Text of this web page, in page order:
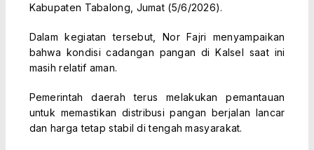
Kabupaten Tabalong, Jumat (5/6/2026).
Dalam kegiatan tersebut, Nor Fajri menyampaikan
bahwa kondisi cadangan pangan di Kalsel saat ini
masih relatif aman.
Pemerintah daerah terus melakukan pemantauan
untuk memastikan distribusi pangan berjalan lancar
dan harga tetap stabil di tengah masyarakat.